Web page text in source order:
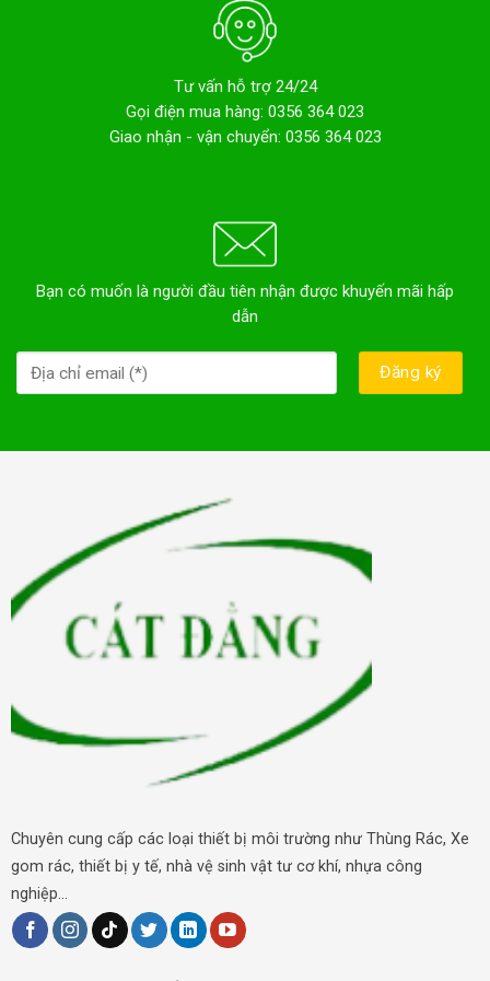
Khả năng chịu nhiệt cao, không bị biến dạng hay bong
tróc, đảm bảo tuổi thọ lâu dài.
Chống thấm nước, chống nấm mốc, dễ dàng vệ sinh,
giữ cho thùng rác luôn sạch sẽ.
hại, an toàn cho sức khỏe con người. Chống nấm mốc, vi
khuẩn, hạn chế tối đa sự phát sinh mầm bệnh từ rác thải.
4. Dễ dàng vệ sinh
Bề mặt đá hoa cương nhẵn bóng, không bám bụi, dễ dàng
lau chùi bằng nước sạch hoặc dung dịch vệ sinh nhẹ.
Sử dụng hóa chất tẩy rửa nhẹ nhàng, không làm ảnh hưởng
Thùng rác đá hoa cương được thiết kế với nhiều kiểu dáng,
kích thước đa dạng, đáp ứng nhu cầu sử dụng của mọi đối
tượng.
Từ loại thùng rác nhỏ đặt trong nhà, văn phòng, đến loại
thùng rác lớn cho công viên, khu đô thị, trường học, bệnh
Ứng dụng của thùng rác đá hoa cương
Trong nhà: Thùng rác đá hoa cương được sử dụng
trong phòng khách, phòng ngủ, nhà bếp, phòng tắm,
mỹ cho không gian sống.
Văn phòng: Thùng rác đá hoa cương phù hợp với các
Công viên, khu đô thị: Thùng rác đá hoa cương được
Tư vấn hỗ trợ 24/24
Gọi điện mua hàng: 0356 364 023
Giao nhận - vận chuyển: 0356 364 023
Bạn có muốn là người đầu tiên nhận được khuyến mãi hấp
dẫn
Chuyên cung cấp các loại thiết bị môi trường như Thùng Rác, Xe
gom rác, thiết bị y tế, nhà vệ sinh vật tư cơ khí, nhựa công
nghiệp...